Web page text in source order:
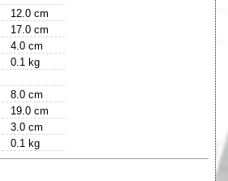
12.0 cm
17.0 cm
4.0 cm
0.1 kg
8.0 cm
19.0 cm
3.0 cm
0.1 kg